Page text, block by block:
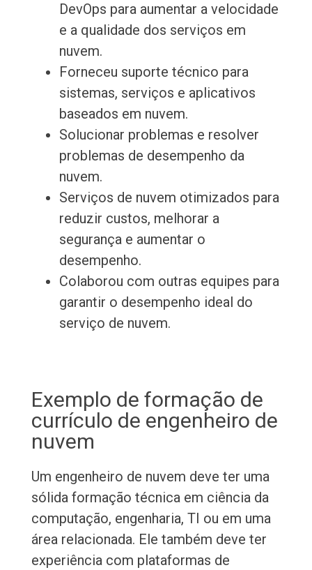
DevOps para aumentar a velocidade
e a qualidade dos serviços em
nuvem.
Forneceu suporte técnico para
sistemas, serviços e aplicativos
baseados em nuvem.
Solucionar problemas e resolver
problemas de desempenho da
nuvem.
Serviços de nuvem otimizados para
reduzir custos, melhorar a
segurança e aumentar o
desempenho.
Colaborou com outras equipes para
garantir o desempenho ideal do
serviço de nuvem.
Exemplo de formação de
currículo de engenheiro de
nuvem
Um engenheiro de nuvem deve ter uma
sólida formação técnica em ciência da
computação, engenharia, TI ou em uma
área relacionada. Ele também deve ter
experiência com plataformas de